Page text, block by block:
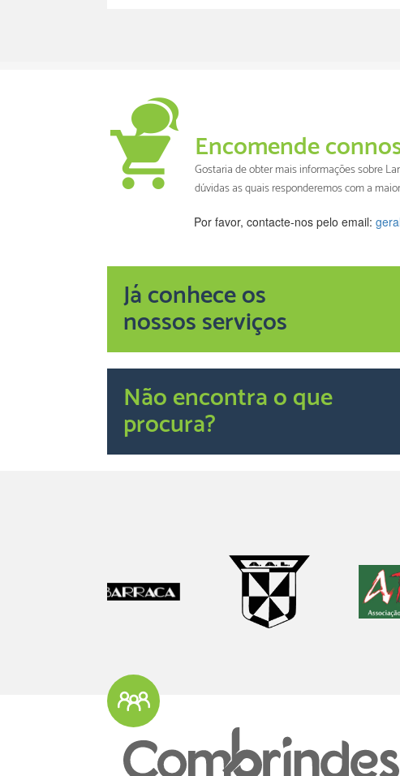
Encomende
Gostaria de obter mais informações sobre
dúvidas as quais responderemos com a
Por favor, contacte-nos pelo email:
Já conhece os
nossos serviços
Não encontra o que
procura?